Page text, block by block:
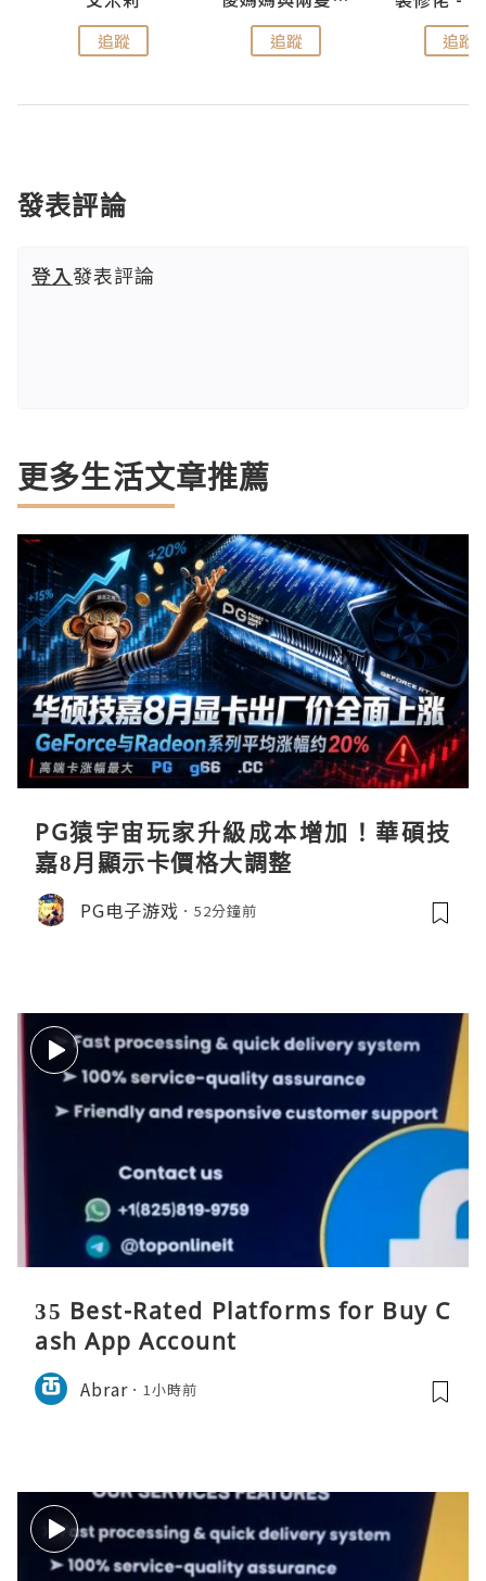
追蹤 追蹤 追蹤
發表評論
登入發表評論
更多生活文章推薦
PG猿宇宙玩家升級成本增加！華碩技
嘉8月顯示卡價格大調整
PG电子游戏 52分鐘前
35 Best-Rated Platforms for Buy C
ash App Account
Abrar 1小時前